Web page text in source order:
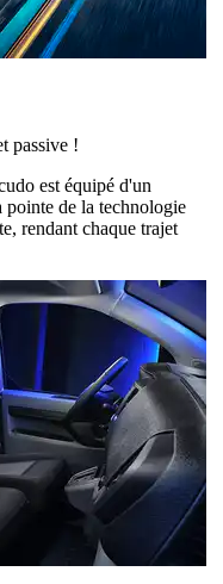
passive !
est équipé d'un
pointe de la technologie
rendant chaque trajet